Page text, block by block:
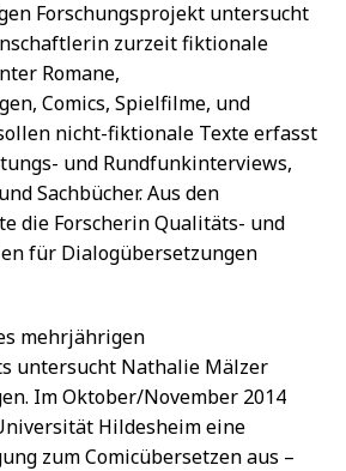
Forschungsprojekt untersucht
zurzeit fiktionale
Romane,
Comics, Spielfilme, und
nicht-fiktionale Texte erfasst
und Rundfunkinterviews,
Sachbücher. Aus den
die Forscherin Qualitäts- und
für Dialogübersetzungen
mehrjährigen
untersucht Nathalie Mälzer
Im Oktober/November 2014
Hildesheim eine
zum Comicübersetzen aus –